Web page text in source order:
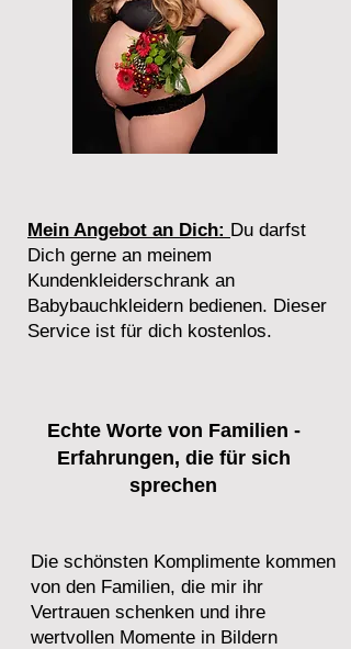
Mein Angebot an Dich: Du darfst
Dich gerne an meinem
Kundenkleiderschrank an
Babybauchkleidern bedienen. Dieser
Service ist für dich kostenlos.
Echte Worte von Familien -
Erfahrungen, die für sich
sprechen
Die schönsten Komplimente kommen
von den Familien, die mir ihr
Vertrauen schenken und ihre
wertvollen Momente in Bildern